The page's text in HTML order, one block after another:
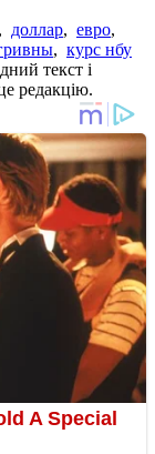
, доллар, евро,
, курс нбу
текст і
редакцію.